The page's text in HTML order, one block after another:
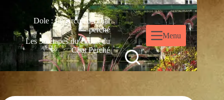
Dole : Le circuit du chat
perché
Les 35 étapes du circuit du
Chat Perché
Menu